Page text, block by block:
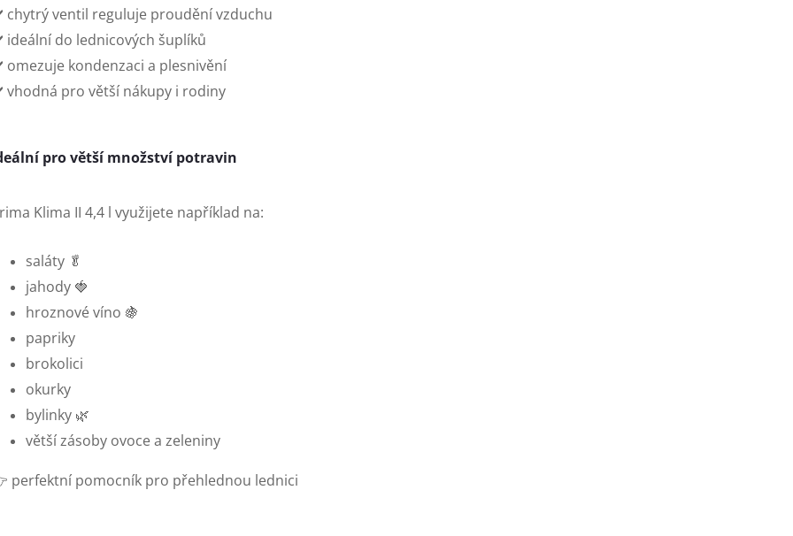
chytrý ventil reguluje proudění vzduchu
ideální do lednicových šuplíků
omezuje kondenzaci a plesnivění
vhodná pro větší nákupy i rodiny
pro větší množství potravin
Klima II 4,4 l využijete například na:
saláty 🥬
jahody 🍓
hroznové víno 🍇
papriky
brokolici
okurky
bylinky 🌿
větší zásoby ovoce a zeleniny
perfektní pomocník pro přehlednou lednici